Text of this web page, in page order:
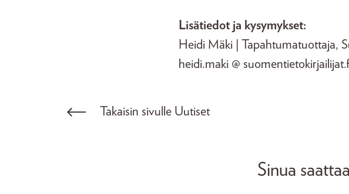
Lisätiedot ja kysymykset:
Heidi Mäki | Tapahtumatuottaja,
heidi.maki @
Takaisin sivulle Uutiset
Sinua